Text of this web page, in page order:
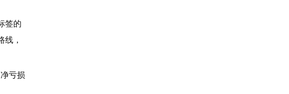
签的
线，
亏损